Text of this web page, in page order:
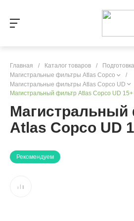
Главная / Каталог товаров /
Магистральные фильтры Atlas Copco
/
Магистральные фильтры Atlas Copco UD
Магистральный фильтр Atlas Copco UD 15+
Магистральный
Atlas Copco UD
Рекомендуем